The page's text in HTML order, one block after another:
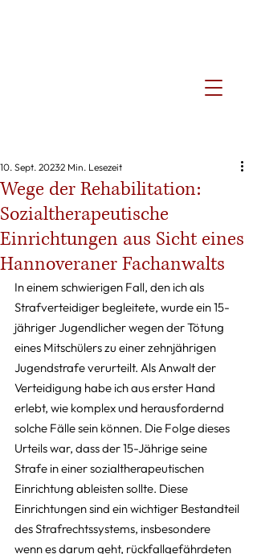
Wege der Rehabilitation:
Sozialtherapeutische
Einrichtungen aus Sicht eines
Hannoveraner Fachanwalts
10. Sept. 20232 Min. Lesezeit
In einem schwierigen Fall, den ich als
Strafverteidiger begleitete, wurde ein 15-
jähriger Jugendlicher wegen der Tötung
eines Mitschülers zu einer zehnjährigen
Jugendstrafe verurteilt. Als Anwalt der
Verteidigung habe ich aus erster Hand
erlebt, wie komplex und herausfordernd
solche Fälle sein können. Die Folge dieses
Urteils war, dass der 15-Jährige seine
Strafe in einer sozialtherapeutischen
Einrichtung ableisten sollte. Diese
Einrichtungen sind ein wichtiger Bestandteil
des Strafrechtssystems, insbesondere
wenn es darum geht, rückfallgefährdeten